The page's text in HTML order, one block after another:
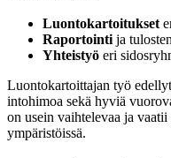
Luontokartoitukset
Raportointi ja
Yhteistyö eri
Luontokartoittajan työ
intohimoa sekä hyviä
on usein vaihtelevaa ja
ympäristöissä.